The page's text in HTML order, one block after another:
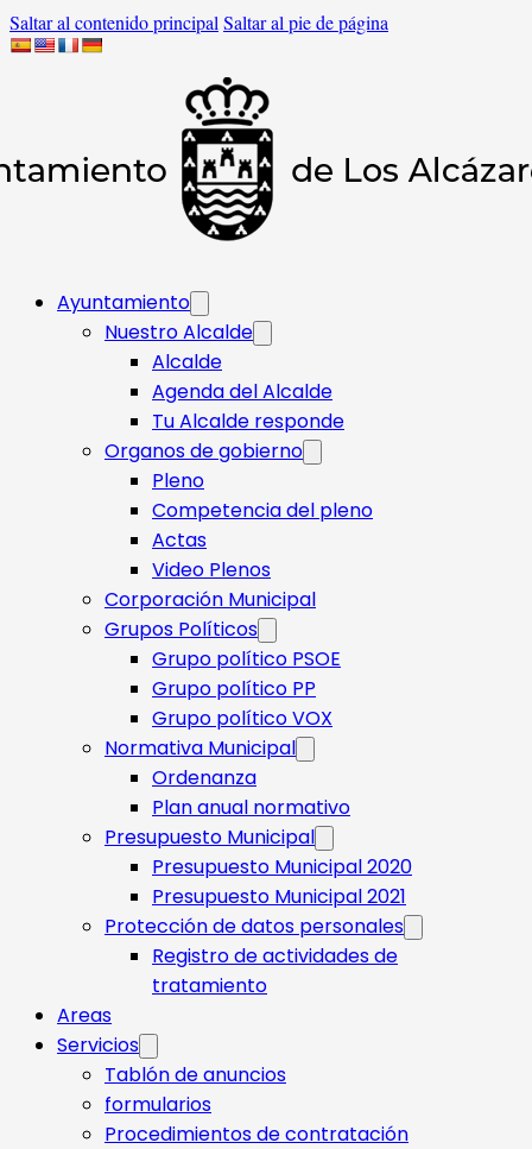
Saltar al contenido principal Saltar al pie de página
Ayuntamiento
Nuestro Alcalde
Alcalde
Agenda del Alcalde
Tu Alcalde responde​
Organos de gobierno
Pleno
Competencia del pleno
Actas
Video Plenos
Corporación Municipal
Grupos Políticos
Grupo político PSOE
Grupo político PP
Grupo político VOX
Normativa Municipal
Ordenanza
Plan anual normativo
Presupuesto Municipal
Presupuesto Municipal 2020
Presupuesto Municipal 2021
Protección de datos personales
Registro de actividades de
tratamiento
Areas
Servicios
Tablón de anuncios
formularios
Procedimientos de contratación